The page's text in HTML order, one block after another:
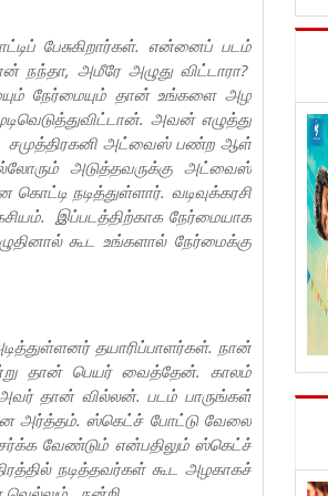
பேசுகிறார்கள். என்னைப் படம்
நந்தா, அமீரே அழுது விட்டாரா?
நேர்மையும் தான் உங்களை அழ
அவன் எழுத்து
சமுத்திரகனி அட்வைஸ் பண்ற ஆள்
அடுத்தவருக்கு அட்வைஸ்
நடித்துள்ளார். வடிவுக்கரசி
இப்படத்திற்காக நேர்மையாக
கூட உங்களால் நேர்மைக்கு
தயாரிப்பாளர்கள். நான்
தான் பெயர் வைத்தேன். காலம்
தான் வில்லன். படம் பாருங்கள்
என அர்த்தம். ஸ்கெட்ச் போட்டு வேலை
வேண்டும் என்பதிலும் ஸ்கெட்ச்
நடித்தவர்கள் கூட அழகாகச்